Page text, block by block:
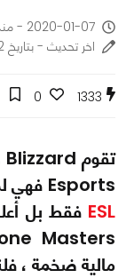
2020-01-07 - منذ 6 سنوات
اخر تحديث - بتاريخ 2022-02-08
1333
0
Esports فهي لم
ESL فقط بل
مالية ضخمة ،